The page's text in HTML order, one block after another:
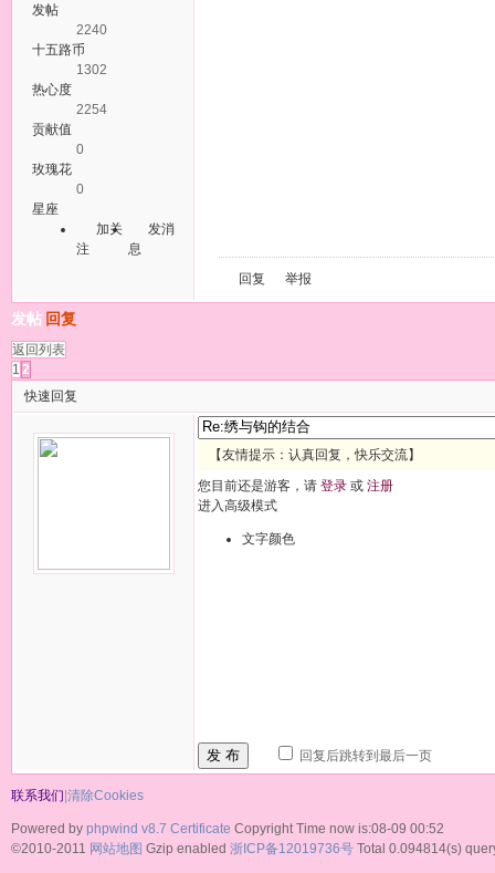
发帖
2240
十五路币
1302
热心度
2254
贡献值
0
玫瑰花
0
星座
加关
注
发消
息
回复 举报
发帖 回复
返回列表
1 2
快速回复
【友情提示：认真回复，快乐交流】
您目前还是游客，请 登录 或 注册
进入高级模式
文字颜色
发 布 回复后跳转到最后一页
联系我们|清除Cookies
Powered by phpwind v8.7 Certificate Copyright Time now is:08-09 00:52
©2010-2011 网站地图 Gzip enabled 浙ICP备12019736号 Total 0.094814(s)